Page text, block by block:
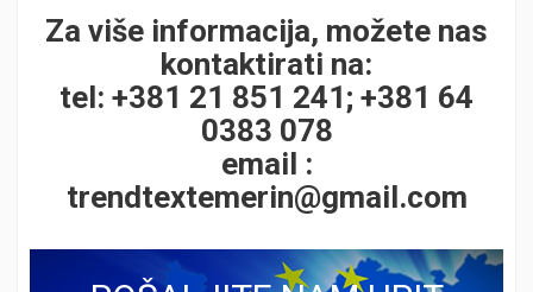
Za više informacija, možete nas
kontaktirati na:
tel: +381 21 851 241; +381 64
0383 078
email :
trendtextemerin@gmail.com